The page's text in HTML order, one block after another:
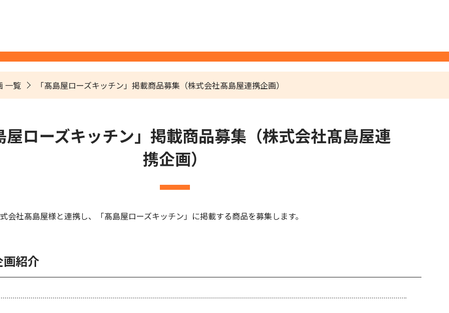
一覧 「髙島屋ローズキッチン」掲載商品募集（株式会社髙島屋連携企画）
屋ローズキッチン」掲載商品募集（株式会社髙島屋連
携企画）
会社髙島屋様と連携し、「髙島屋ローズキッチン」に掲載する商品を募集します。
紹介